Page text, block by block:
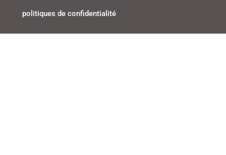
politiques de confidentialité